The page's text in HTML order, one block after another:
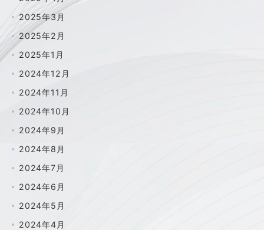
2025年3月
2025年2月
2025年1月
2024年12月
2024年11月
2024年10月
2024年9月
2024年8月
2024年7月
2024年6月
2024年5月
2024年4月